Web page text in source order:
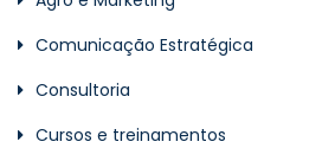
Comunicação Estratégica
Consultoria
Cursos e treinamentos